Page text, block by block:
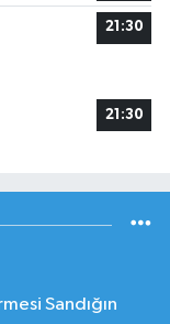
21:30
21:30
Sandığın